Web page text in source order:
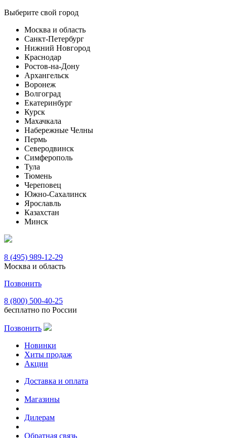
Выберите свой город
Москва и область
Санкт-Петербург
Нижний Новгород
Краснодар
Ростов-на-Дону
Архангельск
Воронеж
Волгоград
Екатеринбург
Курск
Махачкала
Набережные Челны
Пермь
Северодвинск
Симферополь
Тула
Тюмень
Череповец
Южно-Сахалинск
Ярославль
Казахстан
Минск
8 (495) 989-12-29
Москва и область
Позвонить
8 (800) 500-40-25
бесплатно по России
Позвонить
Новинки
Хиты продаж
Акции
Доставка и оплата
Магазины
Дилерам
Обратная связь